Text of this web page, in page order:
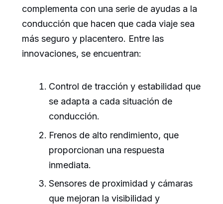
complementa con una serie de ayudas a la
conducción que hacen que cada viaje sea
más seguro y placentero. Entre las
innovaciones, se encuentran:
Control de tracción y estabilidad que
se adapta a cada situación de
conducción.
Frenos de alto rendimiento, que
proporcionan una respuesta
inmediata.
Sensores de proximidad y cámaras
que mejoran la visibilidad y